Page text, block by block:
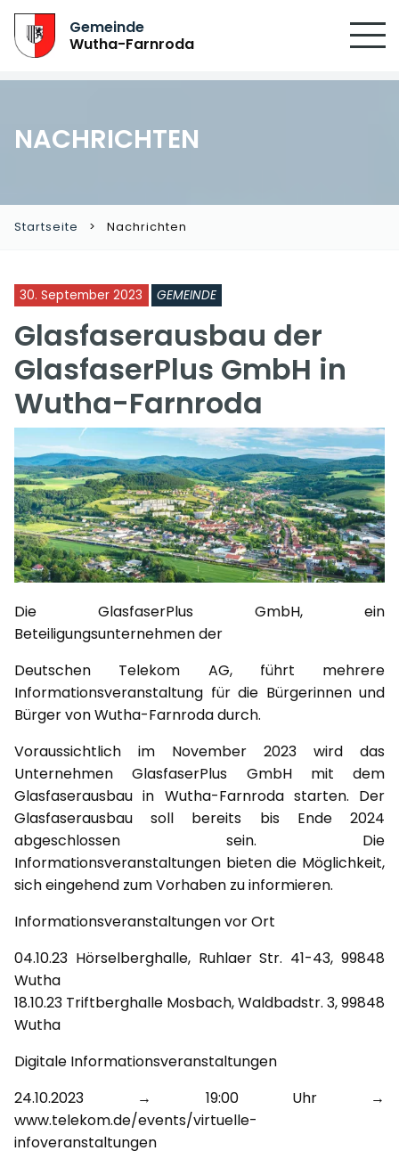
Gemeinde
Wutha-Farnroda
NACHRICHTEN
Startseite Nachrichten
30. September 2023 GEMEINDE
Glasfaserausbau der
GlasfaserPlus GmbH in
Wutha-Farnroda
Die GlasfaserPlus GmbH, ein
Beteiligungsunternehmen der
Deutschen Telekom AG, führt mehrere
Informationsveranstaltung für die Bürgerinnen und
Bürger von Wutha-Farnroda durch.
Voraussichtlich im November 2023 wird das
Unternehmen GlasfaserPlus GmbH mit dem
Glasfaserausbau in Wutha-Farnroda starten. Der
Glasfaserausbau soll bereits bis Ende 2024
abgeschlossen sein. Die
Informationsveranstaltungen bieten die Möglichkeit,
sich eingehend zum Vorhaben zu informieren.
Informationsveranstaltungen vor Ort
04.10.23 Hörselberghalle, Ruhlaer Str. 41-43, 99848
Wutha
18.10.23 Triftberghalle Mosbach, Waldbadstr. 3, 99848
Wutha
Digitale Informationsveranstaltungen
24.10.2023 → 19:00 Uhr →
www.telekom.de/events/virtuelle-
infoveranstaltungen